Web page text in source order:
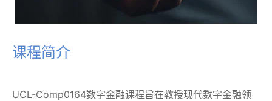
课程简介
UCL-Comp0164数字金融课程旨在教授现代数字金融领